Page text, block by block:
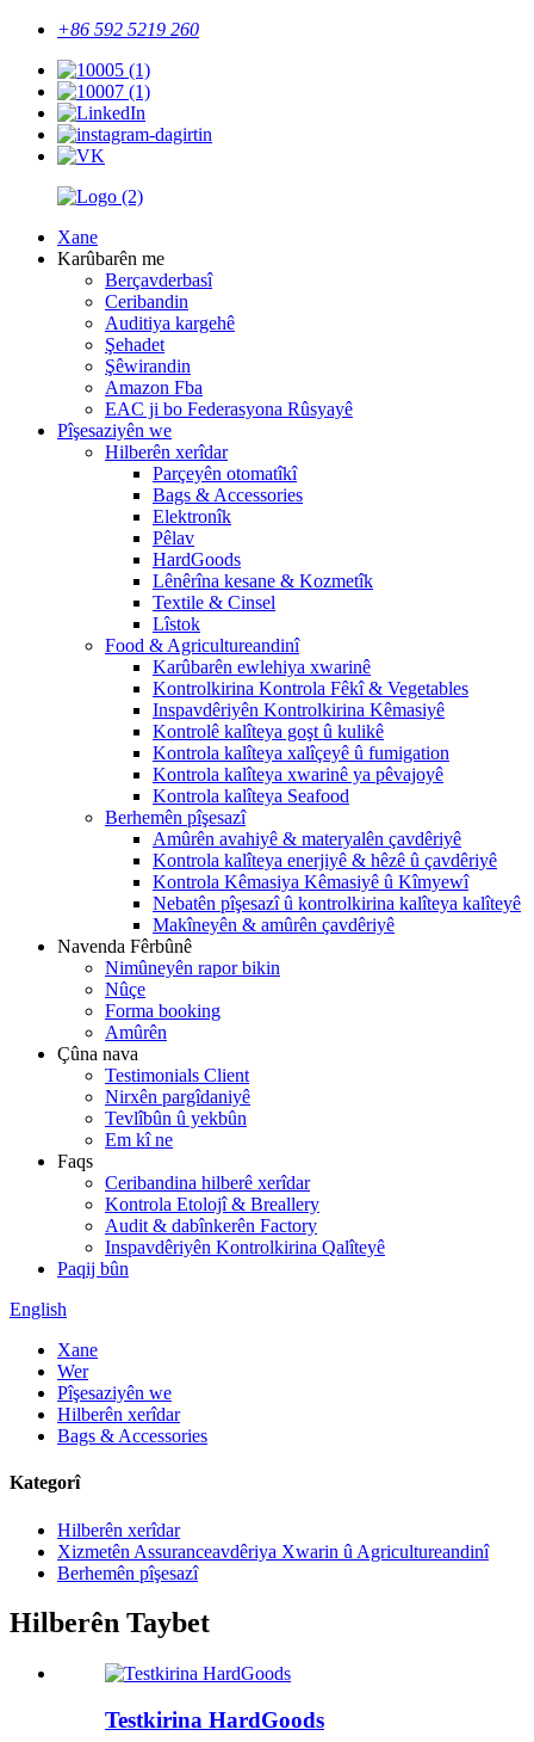
+86 592 5219 260
Xane
Karûbarên me
Berçavderbasî
Ceribandin
Auditiya kargehê
Şehadet
Şêwirandin
Amazon Fba
EAC ji bo Federasyona Rûsyayê
Pîşesaziyên we
Hilberên xerîdar
Parçeyên otomatîkî
Bags & Accessories
Elektronîk
Pêlav
HardGoods
Lênêrîna kesane & Kozmetîk
Textile & Cinsel
Lîstok
Food & Agricultureandinî
Karûbarên ewlehiya xwarinê
Kontrolkirina Kontrola Fêkî & Vegetables
Inspavdêriyên Kontrolkirina Kêmasiyê
Kontrolê kalîteya goşt û kulikê
Kontrola kalîteya xalîçeyê û fumigation
Kontrola kalîteya xwarinê ya pêvajoyê
Kontrola kalîteya Seafood
Berhemên pîşesazî
Amûrên avahiyê & materyalên çavdêriyê
Kontrola kalîteya enerjiyê & hêzê û çavdêriyê
Kontrola Kêmasiya Kêmasiyê û Kîmyewî
Nebatên pîşesazî û kontrolkirina kalîteya kalîteyê
Makîneyên & amûrên çavdêriyê
Navenda Fêrbûnê
Nimûneyên rapor bikin
Nûçe
Forma booking
Amûrên
Çûna nava
Testimonials Client
Nirxên pargîdaniyê
Tevlîbûn û yekbûn
Em kî ne
Faqs
Ceribandina hilberê xerîdar
Kontrola Etolojî & Breallery
Audit & dabînkerên Factory
Inspavdêriyên Kontrolkirina Qalîteyê
Paqij bûn
English
Xane
Wer
Pîşesaziyên we
Hilberên xerîdar
Bags & Accessories
Kategorî
Hilberên xerîdar
Xizmetên Assuranceavdêriya Xwarin û Agricultureandinî
Berhemên pîşesazî
Hilberên Taybet
Testkirina HardGoods